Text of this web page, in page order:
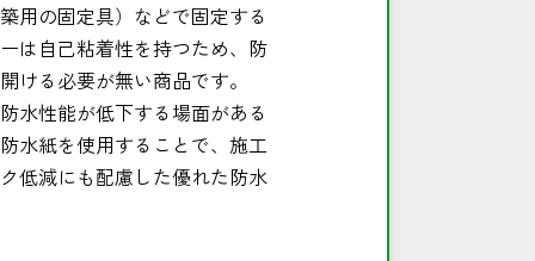
用の固定具）などで固定する
は自己粘着性を持つため、防
ける必要が無い商品です。
水性能が低下する場面がある
水紙を使用することで、施工
低減にも配慮した優れた防水